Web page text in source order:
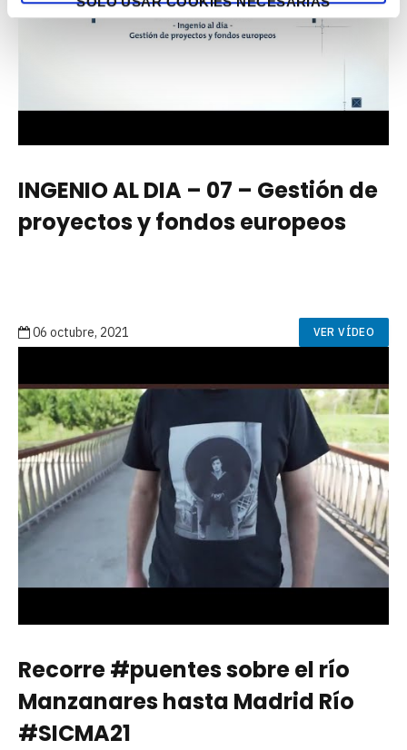
INGENIO AL DIA – 07 – Gestión de
proyectos y fondos europeos
06 octubre, 2021 VER VÍDEO
Recorre #puentes sobre el río
Manzanares hasta Madrid Río
#SICMA21